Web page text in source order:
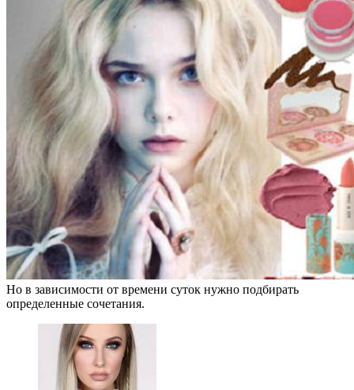
Но в зависимости от времени суток нужно подбирать
определенные сочетания.